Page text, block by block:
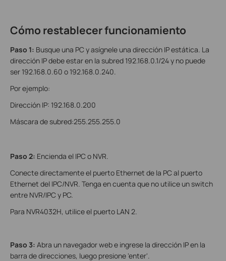
Cómo restablecer funcionamiento
Paso 1: Busque una PC y asígnele una dirección IP estática. La
dirección IP debe estar en la subred 192.168.0.1/24 y no puede
ser 192.168.0.60 o 192.168.0.240.
Por ejemplo:
Dirección IP: 192.168.0.200
Máscara de subred:255.255.255.0
Paso 2: Encienda el IPC o NVR.
Conecte directamente el puerto Ethernet de la PC al puerto
Ethernet del IPC/NVR. Tenga en cuenta que no utilice un switch
entre NVR/IPC y PC.
Para NVR4032H, utilice el puerto LAN 2.
Paso 3: Abra un navegador web e ingrese la dirección IP en la
barra de direcciones, luego presione 'enter'.